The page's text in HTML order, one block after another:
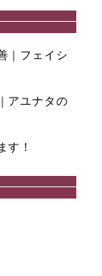
｜フェイシ
アユナタの
す！